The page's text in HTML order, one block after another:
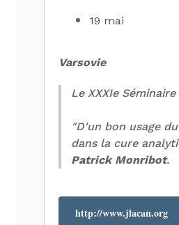
19 mai
Varsovie
Le XXXIe
"D'un bon usage
dans la cure
Patrick Monribot.
http://www.jlacan.org